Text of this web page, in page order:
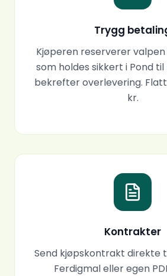
Trygg
Kjøperen reserverer
som holdes sikkert i Pond
bekrefter overlevering.
kr.
Kontrakter
Send kjøpskontrakt direkte
Ferdigmal eller egen